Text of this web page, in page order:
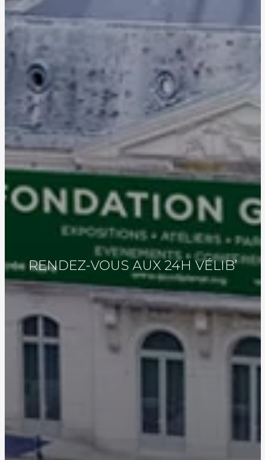
RENDEZ-VOUS AUX 24H VÉLIB’